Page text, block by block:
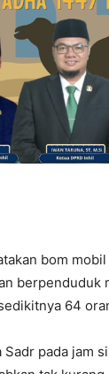
bom
berpenduduk
64
pada jam